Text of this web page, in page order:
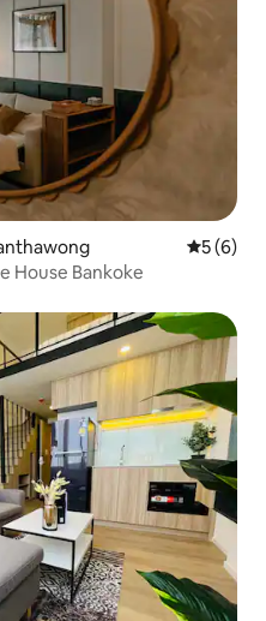
Vidutinis
5 (6)
House Bankoke